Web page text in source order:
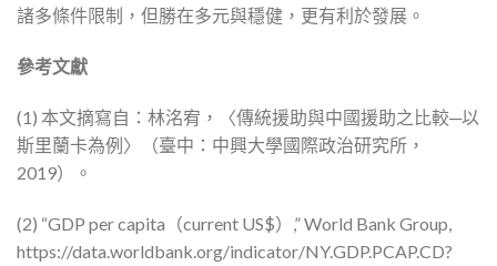
諸多條件限制，但勝在多元與穩健，更有利於發展。
參考文獻
(1) 本文摘寫自：林洺宥，〈傳統援助與中國援助之比較─以
斯里蘭卡為例〉（臺中：中興大學國際政治研究所，
2019）。
(2) “GDP per capita（current US$）,” World Bank Group,
https://data.worldbank.org/indicator/NY.GDP.PCAP.CD?